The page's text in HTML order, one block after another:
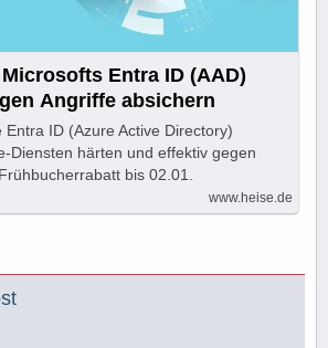
Entra ID (AAD)
Angriffe absichern
Entra ID (Azure Active Directory)
Diensten härten und effektiv gegen
bis 02.01.
www.heise.de